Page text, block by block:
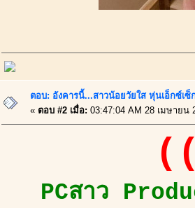
ตอบ: อังคารนี้...สาวน้อยวัยใส หุ่นเอ็กซ์เ
« ตอบ #2 เมื่อ: 03:47:04 AM 28 เมษายน
PCสาว